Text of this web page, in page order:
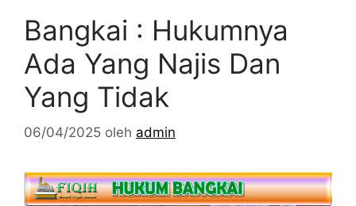
Bangkai : Hukumnya
Ada Yang Najis Dan
Yang Tidak
06/04/2025 oleh admin